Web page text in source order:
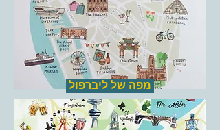
מפה של ליברפול